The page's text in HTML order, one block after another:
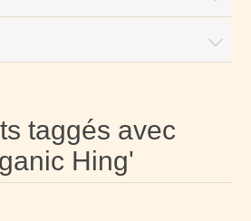
taggés avec
Hing'